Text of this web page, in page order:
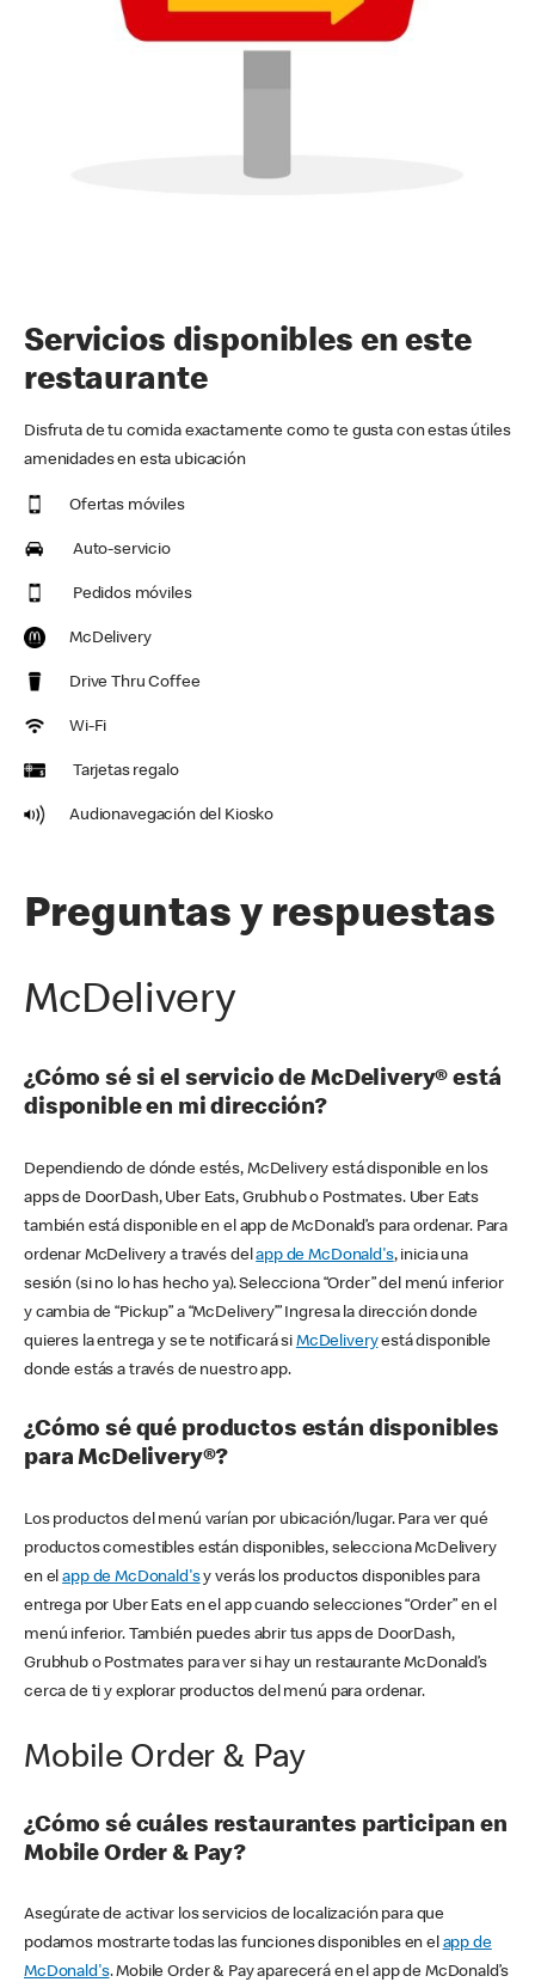
Servicios disponibles en este
restaurante
Disfruta de tu comida exactamente como te gusta con estas útiles
amenidades en esta ubicación
Ofertas móviles
Auto-servicio
Pedidos móviles
McDelivery
Drive Thru Coffee
Wi-Fi
Tarjetas regalo
Audionavegación del Kiosko
Preguntas y respuestas
McDelivery
¿Cómo sé si el servicio de McDelivery® está
disponible en mi dirección?
Dependiendo de dónde estés, McDelivery está disponible en los
apps de DoorDash, Uber Eats, Grubhub o Postmates. Uber Eats
también está disponible en el app de McDonald’s para ordenar. Para
ordenar McDelivery a través delapp de McDonald's, inicia una
sesión (si no lo has hecho ya). Selecciona “Order” del menú inferior
y cambia de “Pickup” a “McDelivery’” Ingresa la dirección donde
quieres la entrega y se te notificará si McDeliveryestá disponible
donde estás a través de nuestro app.
¿Cómo sé qué productos están disponibles
para McDelivery®?
Los productos del menú varían por ubicación/lugar. Para ver qué
productos comestibles están disponibles, selecciona McDelivery
en elapp de McDonald'sy verás los productos disponibles para
entrega por Uber Eats en el app cuando selecciones “Order” en el
menú inferior. También puedes abrir tus apps de DoorDash,
Grubhub o Postmates para ver si hay un restaurante McDonald’s
cerca de ti y explorar productos del menú para ordenar.
Mobile Order & Pay
¿Cómo sé cuáles restaurantes participan en
Mobile Order & Pay?
Asegúrate de activar los servicios de localización para que
podamos mostrarte todas las funciones disponibles en el app de
McDonald's. Mobile Order & Pay aparecerá en el app de McDonald’s